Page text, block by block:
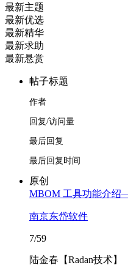
最新主题
最新优选
最新精华
最新求助
最新悬赏
帖子标题
作者
回复/访问量
最后回复
最后回复时间
原创
MBOM 工具功能介
南京东岱软件
7/59
陆金春【Radan技术】